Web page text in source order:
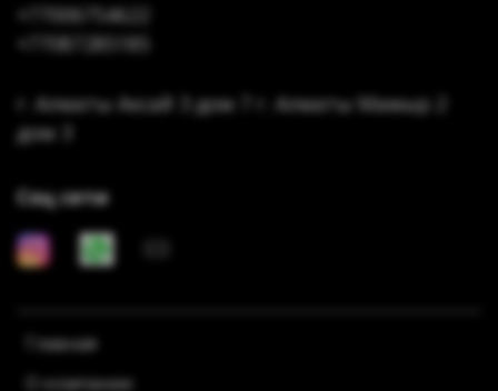
Главная
О компании
+77006754622
+77087285185
г. Алматы Аксай 3 дом 7 г. Алматы Мамыр 2
дом 3
Соц сети